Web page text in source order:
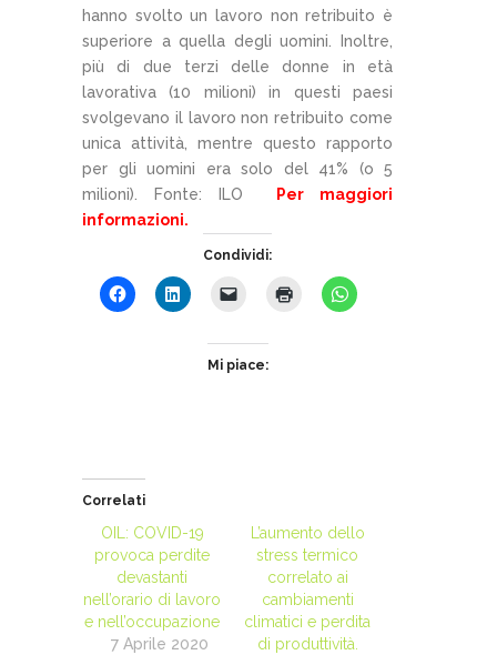
hanno svolto un lavoro non retribuito è
superiore a quella degli uomini. Inoltre,
più di due terzi delle donne in età
lavorativa (10 milioni) in questi paesi
svolgevano il lavoro non retribuito come
unica attività, mentre questo rapporto
per gli uomini era solo del 41% (o 5
milioni). Fonte: ILO
Per maggiori
informazioni.
Condividi:
Mi piace:
Correlati
OIL: COVID-19
provoca perdite
devastanti
nell’orario di lavoro
e nell’occupazione
7 Aprile 2020
L’aumento dello
stress termico
correlato ai
cambiamenti
climatici e perdita
di produttività.